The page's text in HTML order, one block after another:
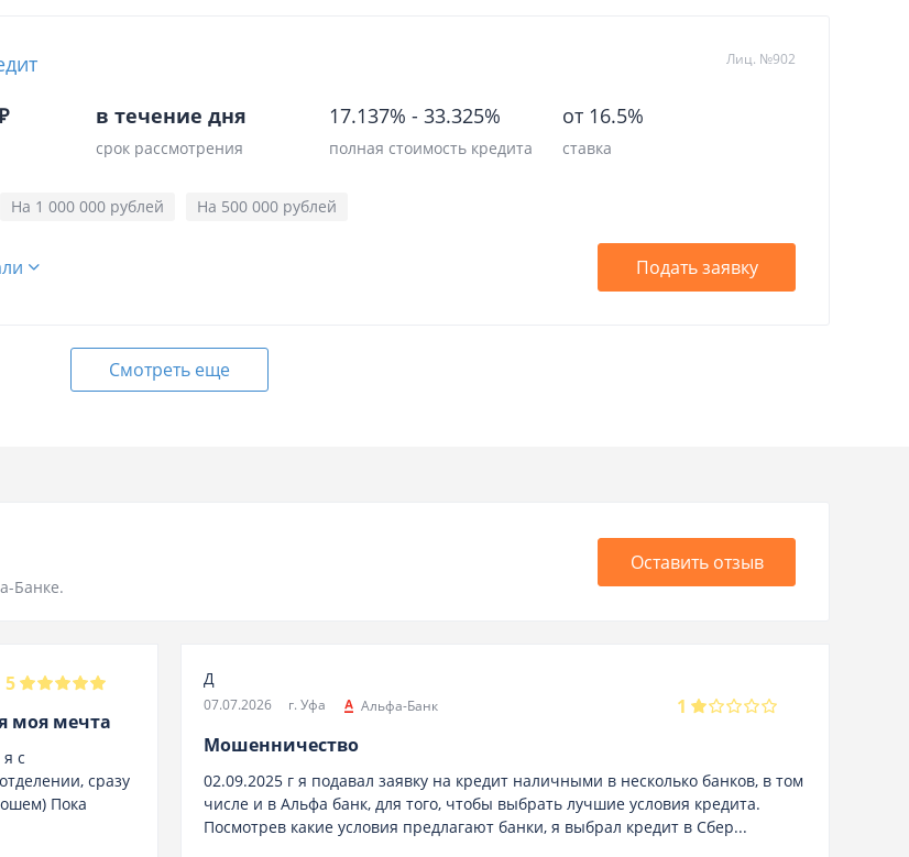
Лиц. №902
в течение дня
срок рассмотрения
17.137% - 33.325%
полная стоимость кредита
от 16.5%
ставка
На 1 000 000 рублей На 500 000 рублей
Подать заявку
Смотреть еще
Банке.
Оставить отзыв
5
моя мечта
с
сразу
Пока
Альфа-Банк 1
Д
07.07.2026 г. Уфа
Мошенничество
02.09.2025 г я подавал заявку на кредит наличными в несколько банков, в том
числе и в Альфа банк, для того, чтобы выбрать лучшие условия кредита.
Посмотрев какие условия предлагают банки, я выбрал кредит в Сбер...